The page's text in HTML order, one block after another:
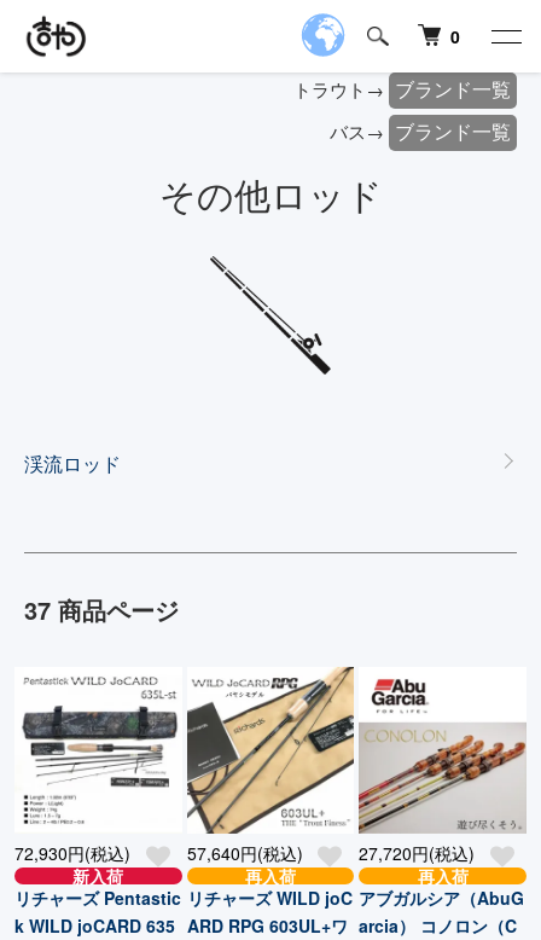
0
トラウト→ ブランド一覧
バス→ ブランド一覧
その他ロッド
グループ一覧
渓流ロッド
37 商品ページ
72,930円(税込)
新入荷
リチャーズ Pentastic
k WILD joCARD 635
57,640円(税込)
再入荷
リチャーズ WILD joC
ARD RPG 603UL+ワ
27,720円(税込)
再入荷
アブガルシア（AbuG
arcia） コノロン（C